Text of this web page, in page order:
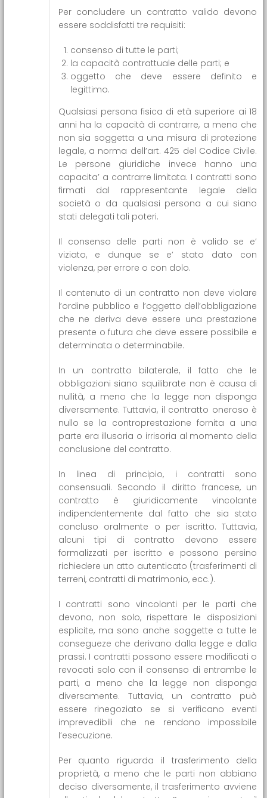
Per concludere un contratto valido devono
essere soddisfatti tre requisiti:
consenso di tutte le parti;
la capacità contrattuale delle parti; e
oggetto che deve essere definito e
legittimo.
Qualsiasi persona fisica di età superiore ai 18
anni ha la capacità di contrarre, a meno che
non sia soggetta a una misura di protezione
legale, a norma dell’art. 425 del Codice Civile.
Le persone giuridiche invece hanno una
capacita’ a contrarre limitata. I contratti sono
firmati dal rappresentante legale della
società o da qualsiasi persona a cui siano
stati delegati tali poteri.
Il consenso delle parti non è valido se e’
viziato, e dunque se e’ stato dato con
violenza, per errore o con dolo.
Il contenuto di un contratto non deve violare
l’ordine pubblico e l’oggetto dell’obbligazione
che ne deriva deve essere una prestazione
presente o futura che deve essere possibile e
determinata o determinabile.
In un contratto bilaterale, il fatto che le
obbligazioni siano squilibrate non è causa di
nullità, a meno che la legge non disponga
diversamente. Tuttavia, il contratto oneroso è
nullo se la controprestazione fornita a una
parte era illusoria o irrisoria al momento della
conclusione del contratto.
In linea di principio, i contratti sono
consensuali. Secondo il diritto francese, un
contratto è giuridicamente vincolante
indipendentemente dal fatto che sia stato
concluso oralmente o per iscritto. Tuttavia,
alcuni tipi di contratto devono essere
formalizzati per iscritto e possono persino
richiedere un atto autenticato (trasferimenti di
terreni, contratti di matrimonio, ecc.).
I contratti sono vincolanti per le parti che
devono, non solo, rispettare le disposizioni
esplicite, ma sono anche soggette a tutte le
consegueze che derivano dalla legge e dalla
prassi. I contratti possono essere modificati o
revocati solo con il consenso di entrambe le
parti, a meno che la legge non disponga
diversamente. Tuttavia, un contratto può
essere rinegoziato se si verificano eventi
imprevedibili che ne rendono impossibile
l’esecuzione.
Per quanto riguarda il trasferimento della
proprietà, a meno che le parti non abbiano
deciso diversamente, il trasferimento avviene